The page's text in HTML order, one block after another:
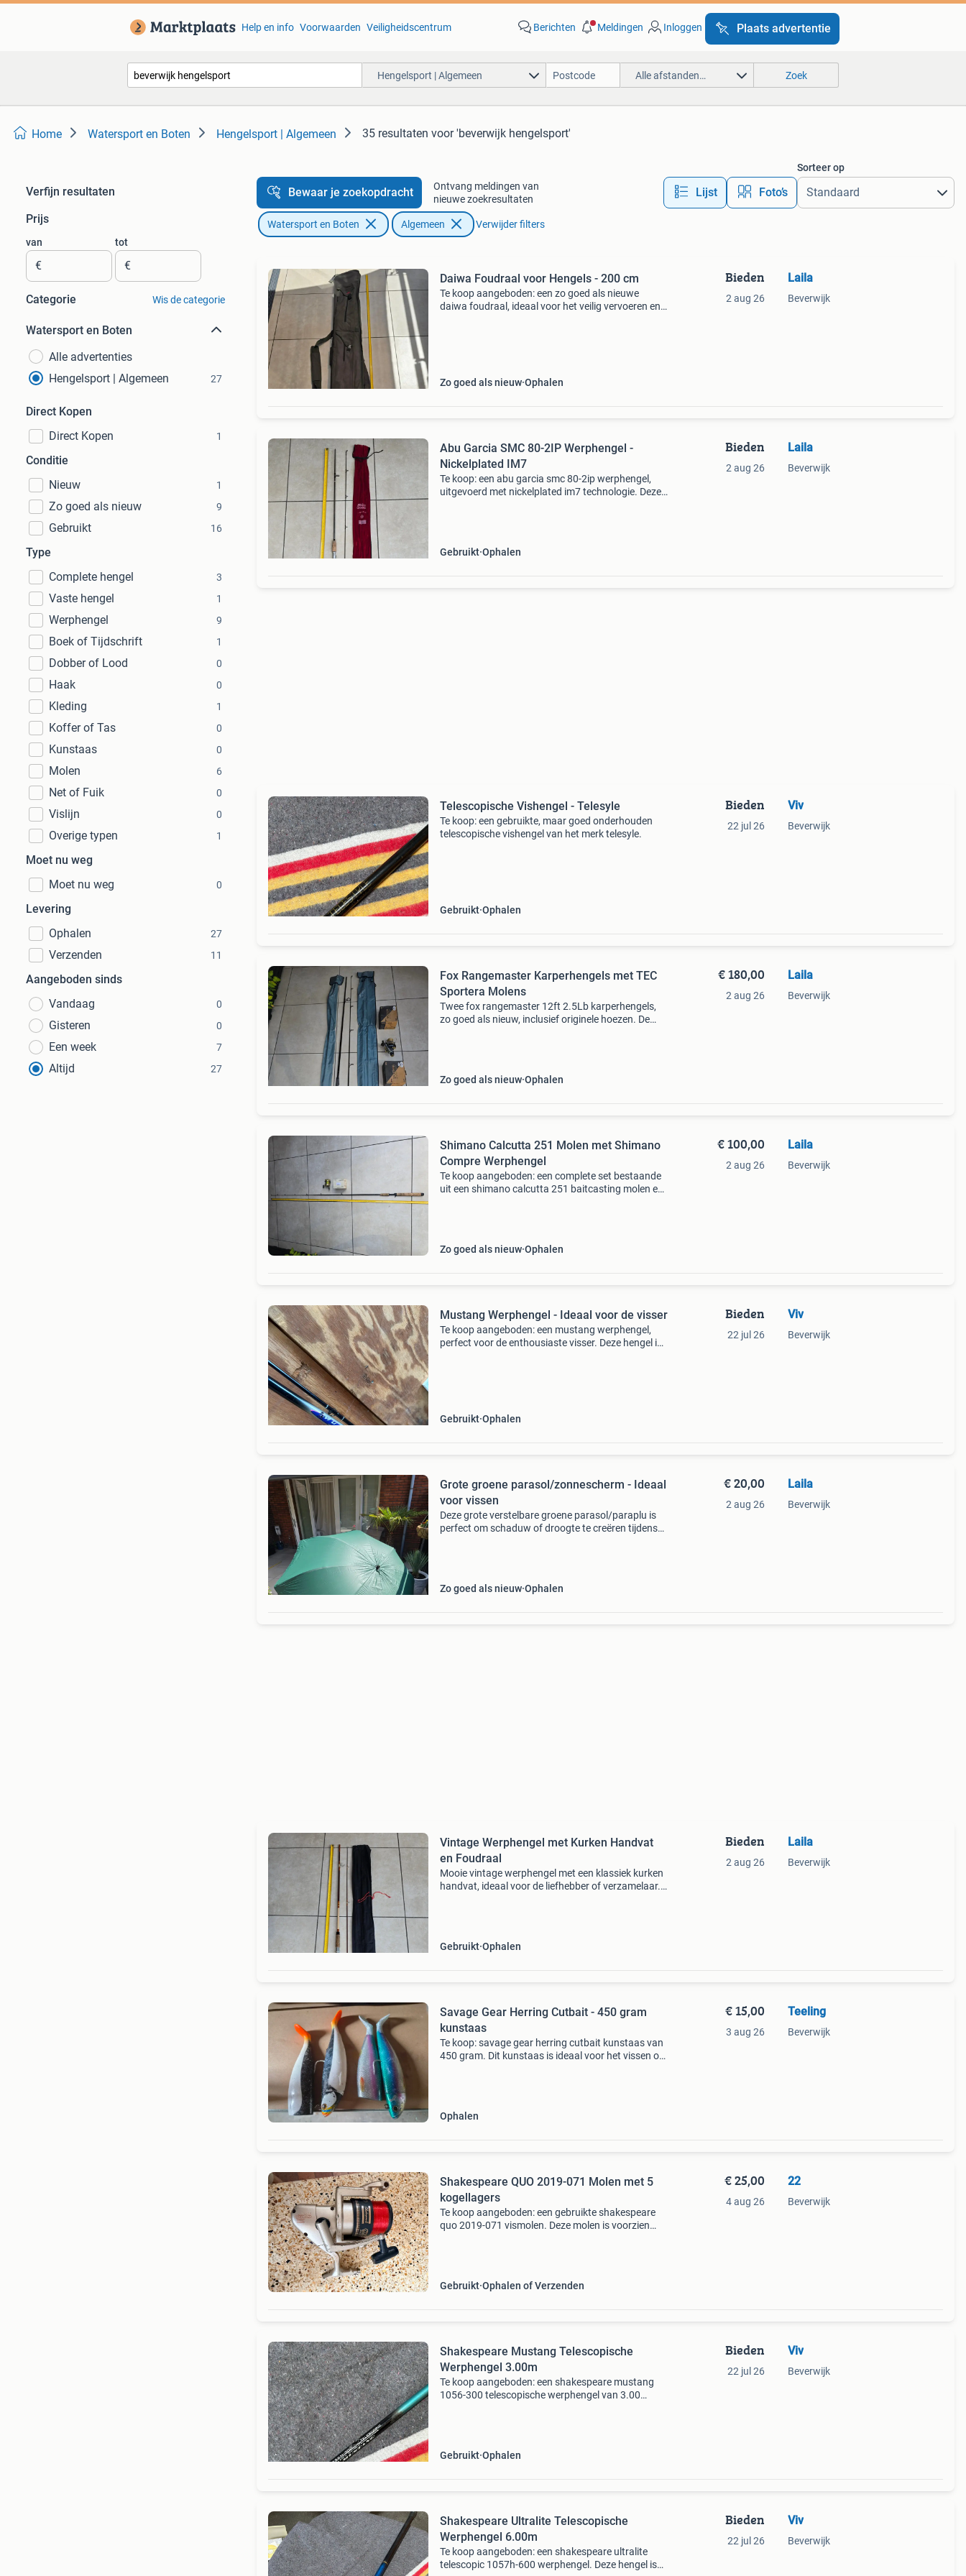
Help en info Voorwaarden Veiligheidscentrum Berichten Meldingen Inloggen Plaats advertentie
Hengelsport | Algemeen Alle afstanden… Zoek
Home Watersport en Boten Hengelsport | Algemeen 35 resultaten voor 'beverwijk hengelsport'
Verfijn resultaten
Prijs
van
€
tot
€
Categorie Wis de categorie
Watersport en Boten
Alle advertenties
Hengelsport | Algemeen
27
Direct Kopen
Direct Kopen
1
Conditie
Nieuw
1
Zo goed als nieuw 9
Gebruikt 16
Type
Complete hengel
3
Vaste hengel 1
Werphengel 9
Boek of Tijdschrift 1
Dobber of Lood 0
Haak 0
Kleding 1
Koffer of Tas 0
Kunstaas 0
Molen 6
Net of Fuik 0
Vislijn 0
Overige typen 1
Moet nu weg
Moet nu weg
0
Levering
Ophalen
27
Verzenden 11
Aangeboden sinds
Vandaag
0
Gisteren 0
Een week 7
Altijd 27
Bewaar je zoekopdracht
Ontvang meldingen van
nieuwe zoekresultaten
Lijst Foto’s
Sorteer op
Watersport en Boten Algemeen Verwijder filters
Daiwa Foudraal voor Hengels - 200 cm
Te koop aangeboden: een zo goed als nieuwe
daiwa foudraal, ideaal voor het veilig vervoeren en
Zo goed als nieuw Ophalen
Bieden
2 aug 26
Laila
Beverwijk
Abu Garcia SMC 80-2IP Werphengel -
Nickelplated IM7
Te koop: een abu garcia smc 80-2ip werphengel,
uitgevoerd met nickelplated im7 technologie. Deze
Gebruikt Ophalen
Bieden
2 aug 26
Laila
Beverwijk
Telescopische Vishengel - Telesyle
Te koop: een gebruikte, maar goed onderhouden
telescopische vishengel van het merk telesyle.
Gebruikt Ophalen
Bieden
22 jul 26
Viv
Beverwijk
Fox Rangemaster Karperhengels met TEC
Sportera Molens
Twee fox rangemaster 12ft 2.5Lb karperhengels,
zo goed als nieuw, inclusief originele hoezen. De
Zo goed als nieuw Ophalen
€ 180,00
2 aug 26
Laila
Beverwijk
Shimano Calcutta 251 Molen met Shimano
Compre Werphengel
Te koop aangeboden: een complete set bestaande
uit een shimano calcutta 251 baitcasting molen en
Zo goed als nieuw Ophalen
€ 100,00
2 aug 26
Laila
Beverwijk
Mustang Werphengel - Ideaal voor de visser
Te koop aangeboden: een mustang werphengel,
perfect voor de enthousiaste visser. Deze hengel is
Gebruikt Ophalen
Bieden
22 jul 26
Viv
Beverwijk
Grote groene parasol/zonnescherm - Ideaal
voor vissen
Deze grote verstelbare groene parasol/paraplu is
perfect om schaduw of droogte te creëren tijdens
Zo goed als nieuw Ophalen
€ 20,00
2 aug 26
Laila
Beverwijk
Vintage Werphengel met Kurken Handvat
en Foudraal
Mooie vintage werphengel met een klassiek kurken
handvat, ideaal voor de liefhebber of verzamelaar.
Gebruikt Ophalen
Bieden
2 aug 26
Laila
Beverwijk
Savage Gear Herring Cutbait - 450 gram
kunstaas
Te koop: savage gear herring cutbait kunstaas van
450 gram. Dit kunstaas is ideaal voor het vissen op
Ophalen
€ 15,00
3 aug 26
Teeling
Beverwijk
Shakespeare QUO 2019-071 Molen met 5
kogellagers
Te koop aangeboden: een gebruikte shakespeare
quo 2019-071 vismolen. Deze molen is voorzien
Gebruikt Ophalen of Verzenden
€ 25,00
4 aug 26
22
Beverwijk
Shakespeare Mustang Telescopische
Werphengel 3.00m
Te koop aangeboden: een shakespeare mustang
1056-300 telescopische werphengel van 3.00
Gebruikt Ophalen
Bieden
22 jul 26
Viv
Beverwijk
Shakespeare Ultralite Telescopische
Werphengel 6.00m
Te koop aangeboden: een shakespeare ultralite
telescopic 1057h-600 werphengel. Deze hengel is
Bieden
22 jul 26
Viv
Beverwijk